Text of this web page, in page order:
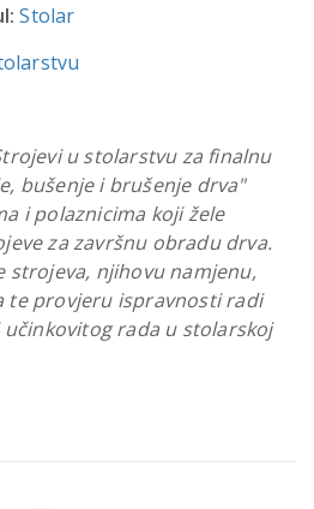
Stolar
u stolarstvu za finalnu
bušenje i brušenje drva"
i polaznicima koji žele
za završnu obradu drva.
strojeva, njihovu namjenu,
te provjeru ispravnosti radi
rada u stolarskoj